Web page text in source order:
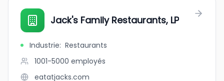
Jack's Family Restaurants, LP
Industrie: Restaurants
1001-5000 employés
eatatjacks.com